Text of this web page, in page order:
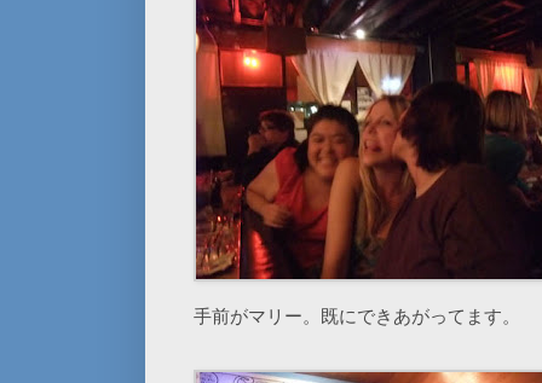
手前がマリー。既にできあがってます。